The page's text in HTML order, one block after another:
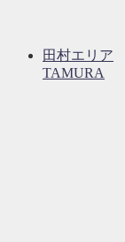
田村エリア
TAMURA